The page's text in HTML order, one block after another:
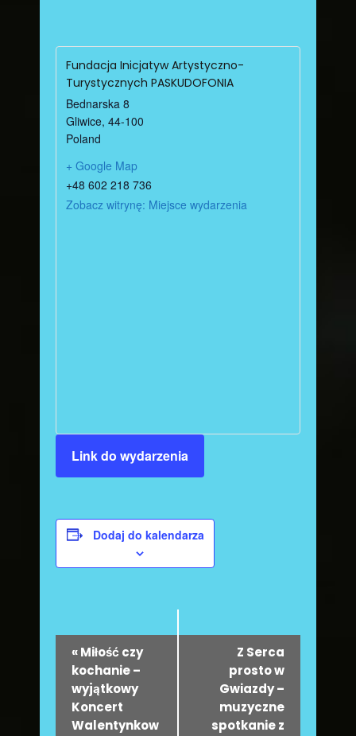
Fundacja Inicjatyw Artystyczno-
Turystycznych PASKUDOFONIA
Bednarska 8
Gliwice, 44-100
Poland
+ Google Map
+48 602 218 736
Zobacz witrynę: Miejsce wydarzenia
Link do wydarzenia
Dodaj do kalendarza
W«Miłość czy
kochanie –
wyjątkowy
Koncert
Walentynkow
Z Serca
prosto w
Gwiazdy –
muzyczne
spotkanie z